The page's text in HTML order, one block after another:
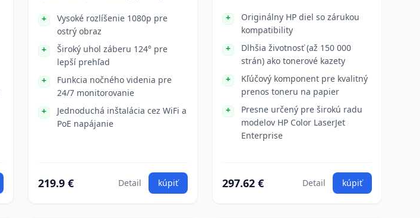
Vysoké rozlíšenie 1080p pre
ostrý obraz
Široký uhol záberu 124° pre
lepší prehľad
Funkcia nočného videnia pre
24/7 monitorovanie
Jednoduchá inštalácia cez WiFi a
PoE napájanie
219.9 € Detail kúpiť
Originálny HP diel so zárukou
kompatibility
Dlhšia životnosť (až 150 000
strán) ako tonerové kazety
Kľúčový komponent pre kvalitný
prenos toneru na papier
Presne určený pre širokú radu
modelov HP Color LaserJet
Enterprise
297.62 € Detail kúpiť